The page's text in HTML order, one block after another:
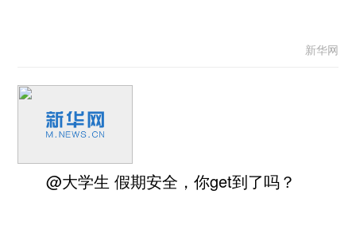
新华网
@大学生 假期安全，你get到了吗？